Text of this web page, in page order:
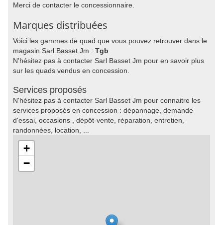
Merci de contacter le concessionnaire.
Marques distribuées
Voici les gammes de quad que vous pouvez retrouver dans le
magasin Sarl Basset Jm : Tgb
N'hésitez pas à contacter Sarl Basset Jm pour en savoir plus
sur les quads vendus en concession.
Services proposés
N'hésitez pas à contacter Sarl Basset Jm pour connaitre les
services proposés en concession : dépannage, demande
d'essai, occasions , dépôt-vente, réparation, entretien,
randonnées, location, ...
+
−